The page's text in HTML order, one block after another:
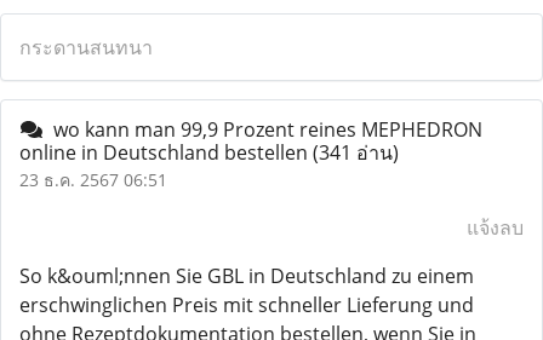
กระดานสนทนา
wo kann man 99,9 Prozent reines MEPHEDRON
online in Deutschland bestellen (341 อ่าน)
23 ธ.ค. 2567 06:51
แจ้งลบ
So k&ouml;nnen Sie GBL in Deutschland zu einem
erschwinglichen Preis mit schneller Lieferung und
ohne Rezeptdokumentation bestellen, wenn Sie in